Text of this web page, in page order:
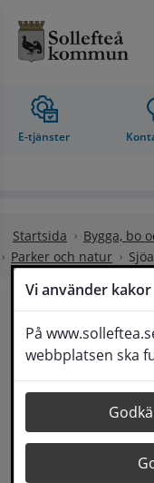
Vi använder kakor
På
webbplatsen ska
E-tjänster
Startsida
Bygga, bo
Parker och natur
Sjöar och